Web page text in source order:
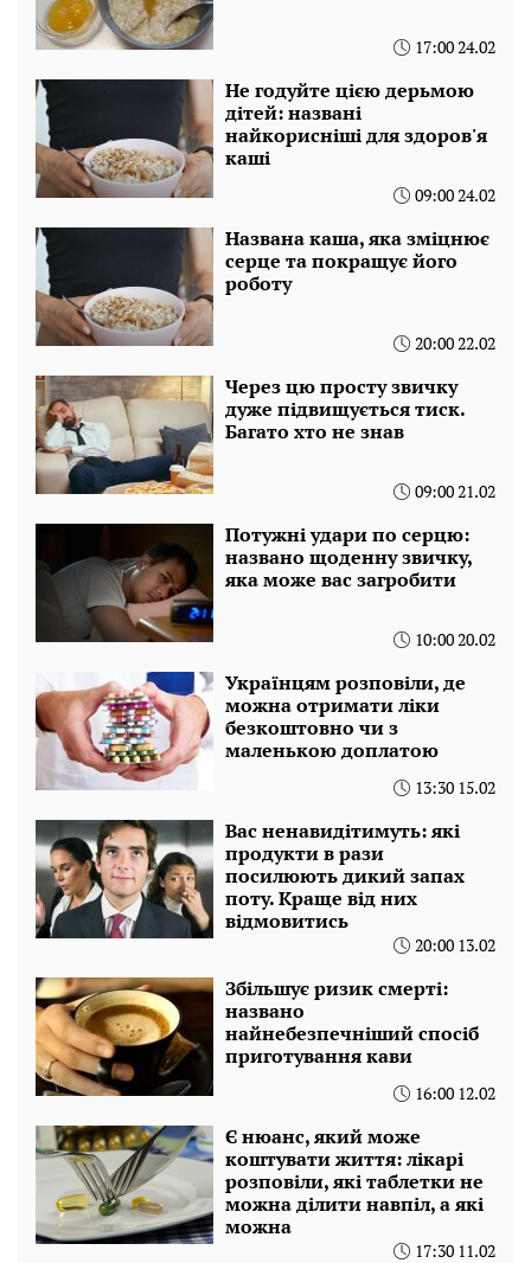
17:00 24.02
Не годуйте цією дерьмою
дітей: названі
найкорисніші для здоров'я
каші
09:00 24.02
Названа каша, яка зміцнює
серце та покращує його
роботу
20:00 22.02
Через цю просту звичку
дуже підвищується тиск.
Багато хто не знав
09:00 21.02
Потужні удари по серцю:
названо щоденну звичку,
яка може вас загробити
10:00 20.02
Українцям розповіли, де
можна отримати ліки
безкоштовно чи з
маленькою доплатою
13:30 15.02
Вас ненавидітимуть: які
продукти в рази
посилюють дикий запах
поту. Краще від них
відмовитись
20:00 13.02
Збільшує ризик смерті:
названо
найнебезпечніший спосіб
приготування кави
16:00 12.02
Є нюанс, який може
коштувати життя: лікарі
розповіли, які таблетки не
можна ділити навпіл, а які
можна
17:30 11.02